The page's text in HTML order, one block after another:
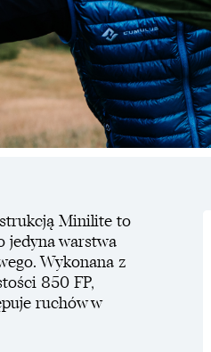
Minilite to
jedyna warstwa
Wykonana z
850 FP,
ruchów w